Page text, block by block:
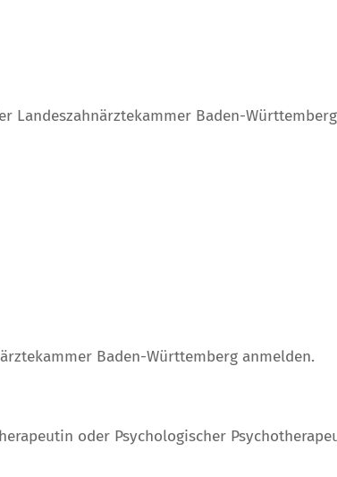
Landeszahnärztekammer Baden-
Baden-Württemberg anmelden.
oder Psychologischer